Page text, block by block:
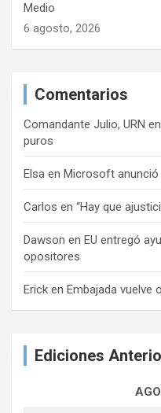
Medio
6 agosto, 2026
Comentarios
Comandante Julio, URN en
puros
Elsa en Microsoft
Carlos en “Hay que
Dawson en EU entregó
opositores
Erick en Embajada vuelve
Ediciones